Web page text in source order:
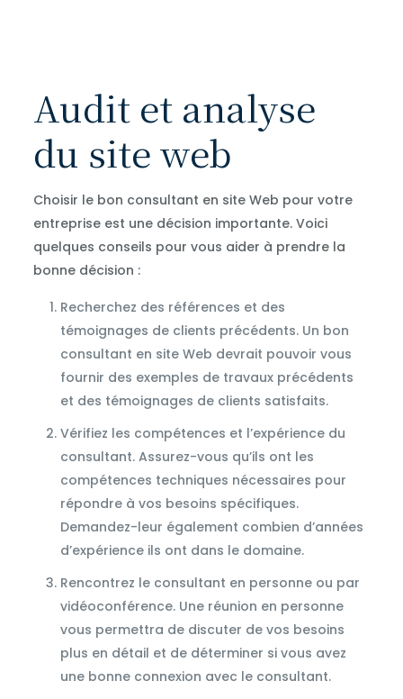
Audit et analyse
du site web
Choisir le bon consultant en site Web pour votre
entreprise est une décision importante. Voici
quelques conseils pour vous aider à prendre la
bonne décision :
Recherchez des références et des
témoignages de clients précédents. Un bon
consultant en site Web devrait pouvoir vous
fournir des exemples de travaux précédents
et des témoignages de clients satisfaits.
Vérifiez les compétences et l’expérience du
consultant. Assurez-vous qu’ils ont les
compétences techniques nécessaires pour
répondre à vos besoins spécifiques.
Demandez-leur également combien d’années
d’expérience ils ont dans le domaine.
Rencontrez le consultant en personne ou par
vidéoconférence. Une réunion en personne
vous permettra de discuter de vos besoins
plus en détail et de déterminer si vous avez
une bonne connexion avec le consultant.